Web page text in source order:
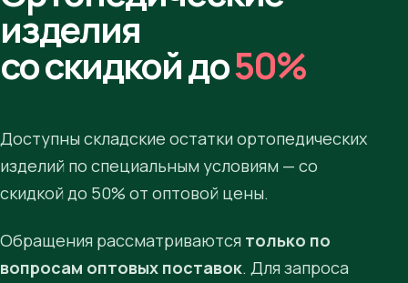
изделия
со скидкой до50%
Доступны складские остатки ортопедических
изделий по специальным условиям — со
скидкой до 50% от оптовой цены.
Обращения рассматриваются только по
вопросам оптовых поставок. Для запроса